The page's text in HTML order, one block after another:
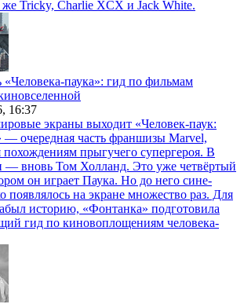
же Tricky, Charlie XCX и Jack White.
«Человека-паука»: гид по фильмам
16:37
экраны выходит «Человек-паук:
очередная часть франшизы Marvel,
прыгучего супергероя. В
— вновь Том Холланд. Это уже четвёртый
он играет Паука. Но до него сине-
появлялось на экране множество раз. Для
историю, «Фонтанка» подготовила
гид по киновоплощениям человека-